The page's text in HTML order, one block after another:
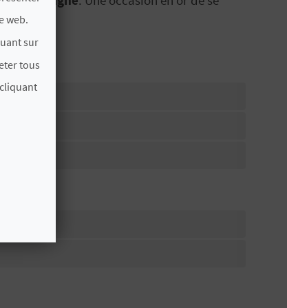
web.
sur
tous